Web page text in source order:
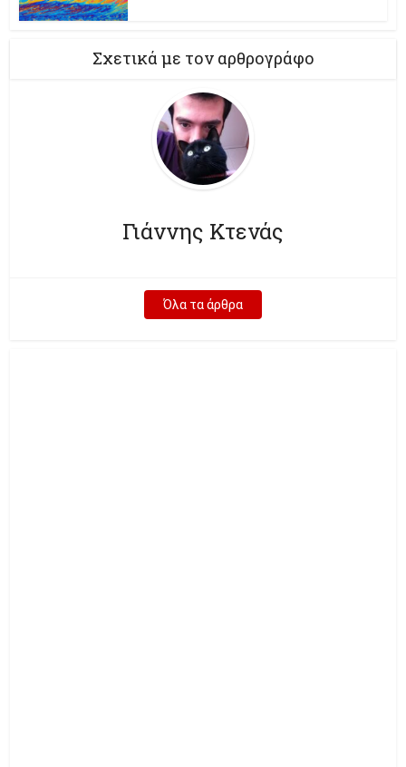
Σχετικά με τον αρθρογράφο
Γιάννης Κτενάς
Όλα τα άρθρα